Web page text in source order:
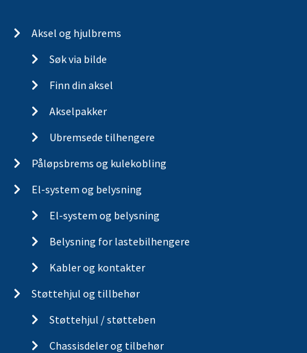
Aksel og hjulbrems
Søk via bilde
Finn din aksel
Akselpakker
Ubremsede tilhengere
Påløpsbrems og kulekobling
El-system og belysning
El-system og belysning
Belysning for lastebilhengere
Kabler og kontakter
Støttehjul og tillbehør
Støttehjul / støtteben
Chassisdeler og tilbehør